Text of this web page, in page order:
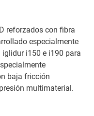
reforzados con fibra
especialmente
i150 e i190 para
baja fricción
multimaterial.